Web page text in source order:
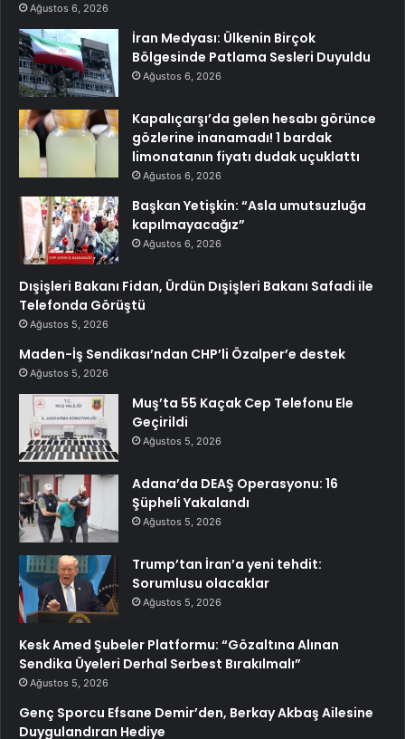
Ağustos 6, 2026
İran Medyası: Ülkenin Birçok
Bölgesinde Patlama Sesleri Duyuldu
Ağustos 6, 2026
Kapalıçarşı’da gelen hesabı görünce
gözlerine inanamadı! 1 bardak
limonatanın fiyatı dudak uçuklattı
Ağustos 6, 2026
Başkan Yetişkin: “Asla umutsuzluğa
kapılmayacağız”
Ağustos 6, 2026
Dışişleri Bakanı Fidan, Ürdün Dışişleri Bakanı Safadi ile
Telefonda Görüştü
Ağustos 5, 2026
Maden-İş Sendikası’ndan CHP’li Özalper’e destek
Ağustos 5, 2026
Muş’ta 55 Kaçak Cep Telefonu Ele
Geçirildi
Ağustos 5, 2026
Adana’da DEAŞ Operasyonu: 16
Şüpheli Yakalandı
Ağustos 5, 2026
Trump’tan İran’a yeni tehdit:
Sorumlusu olacaklar
Ağustos 5, 2026
Kesk Amed Şubeler Platformu: “Gözaltına Alınan
Sendika Üyeleri Derhal Serbest Bırakılmalı”
Ağustos 5, 2026
Genç Sporcu Efsane Demir’den, Berkay Akbaş Ailesine
Duygulandıran Hediye